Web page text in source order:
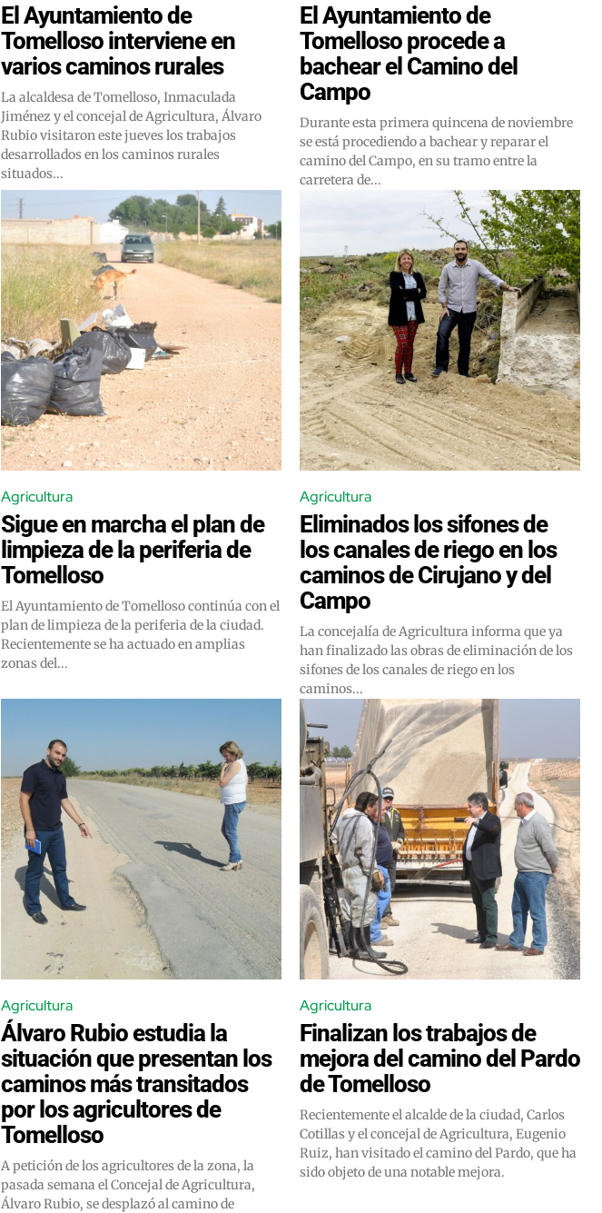
El Ayuntamiento de
Tomelloso interviene en
varios caminos rurales
La alcaldesa de Tomelloso, Inmaculada
Jiménez y el concejal de Agricultura, Álvaro
Rubio visitaron este jueves los trabajos
desarrollados en los caminos rurales
situados...
El Ayuntamiento de
Tomelloso procede a
bachear el Camino del
Campo
Durante esta primera quincena de noviembre
se está procediendo a bachear y reparar el
camino del Campo, en su tramo entre la
carretera de...
Agricultura
Sigue en marcha el plan de
limpieza de la periferia de
Tomelloso
El Ayuntamiento de Tomelloso continúa con el
plan de limpieza de la periferia de la ciudad.
Recientemente se ha actuado en amplias
zonas del...
Agricultura
Eliminados los sifones de
los canales de riego en los
caminos de Cirujano y del
Campo
La concejalía de Agricultura informa que ya
han finalizado las obras de eliminación de los
sifones de los canales de riego en los
caminos...
Agricultura
Álvaro Rubio estudia la
situación que presentan los
caminos más transitados
por los agricultores de
Tomelloso
A petición de los agricultores de la zona, la
pasada semana el Concejal de Agricultura,
Álvaro Rubio, se desplazó al camino de
Agricultura
Finalizan los trabajos de
mejora del camino del Pardo
de Tomelloso
Recientemente el alcalde de la ciudad, Carlos
Cotillas y el concejal de Agricultura, Eugenio
Ruiz, han visitado el camino del Pardo, que ha
sido objeto de una notable mejora.